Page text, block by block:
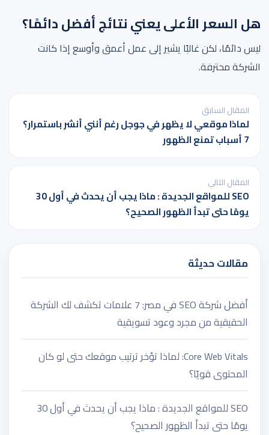
هل السعر الأعلى يعني نتائج أفضل دائمًا؟
ليس دائمًا، لكن غالبًا يشير إلى عمل أعمق وأوسع إذا كانت
الشركة محترفة.
تصفّح
المقالات
المقال السابق
لماذا موقعي لا يظهر في جوجل رغم أنني أنشر باستمرار؟
7 أسباب تمنع الظهور
المقال التالي
SEO للمواقع الجديدة : ماذا يجب أن يحدث في أول 30
يومًا حتى تبدأ الظهور الصحيح؟
مقالات حديثة
أفضل شركة SEO في مصر: 7 علامات تكشف لك الشركة
الحقيقية من مجرد وعود تسويقية
Core Web Vitals: لماذا تؤخر ترتيب موقعك حتى لو كان
المحتوى قويًا؟
SEO للمواقع الجديدة : ماذا يجب أن يحدث في أول 30
يومًا حتى تبدأ الظهور الصحيح؟